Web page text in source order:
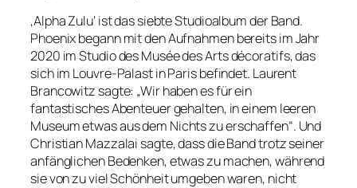
‚Alpha Zulu‘ ist das siebte Studioalbum der Band.
Phoenix begann mit den Aufnahmen bereits im Jahr
2020 im Studio des Musée des Arts décoratifs, das
sich im Louvre-Palast in Paris befindet. Laurent
Brancowitz sagte: „Wir haben es für ein
fantastisches Abenteuer gehalten, in einem leeren
Museum etwas aus dem Nichts zu erschaffen“. Und
Christian Mazzalai sagte, dass die Band trotz seiner
anfänglichen Bedenken, etwas zu machen, während
sie von zu viel Schönheit umgeben waren, nicht